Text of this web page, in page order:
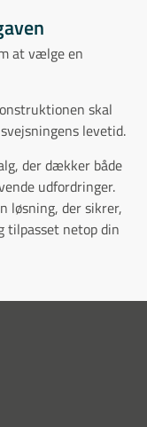
at vælge en
skal
levetid.
der dækker både
udfordringer.
løsning, der sikrer,
tilpasset netop din